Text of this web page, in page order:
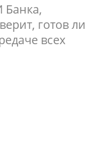
Банка,
готов ли
всех